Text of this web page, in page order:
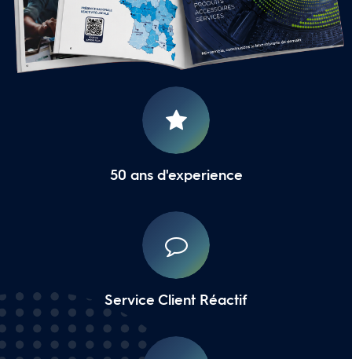
16 Agences Régionales
50 ans d'experience
Service Client Réactif